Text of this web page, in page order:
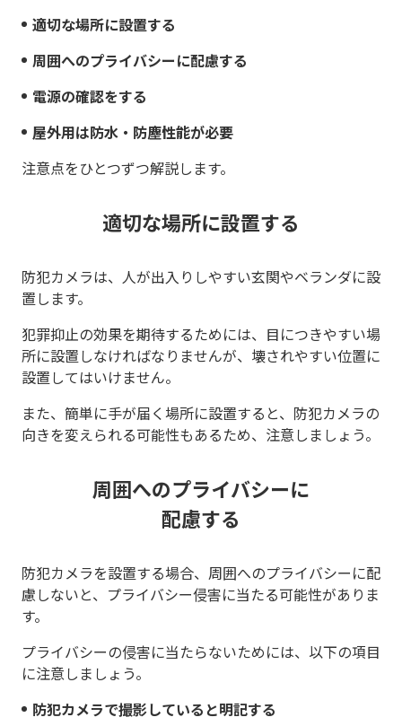
適切な場所に設置する
周囲へのプライバシーに配慮する
電源の確認をする
屋外用は防水・防塵性能が必要
注意点をひとつずつ解説します。
適切な場所に設置する
防犯カメラは、人が出入りしやすい玄関やベランダに設
置します。
犯罪抑止の効果を期待するためには、目につきやすい場
所に設置しなければなりませんが、壊されやすい位置に
設置してはいけません。
また、簡単に手が届く場所に設置すると、防犯カメラの
向きを変えられる可能性もあるため、注意しましょう。
周囲へのプライバシーに
配慮する
防犯カメラを設置する場合、周囲へのプライバシーに配
慮しないと、プライバシー侵害に当たる可能性がありま
す。
プライバシーの侵害に当たらないためには、以下の項目
に注意しましょう。
防犯カメラで撮影していると明記する